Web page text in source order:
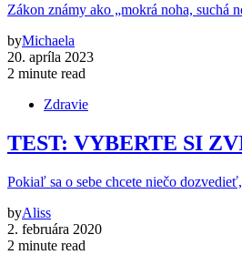
Zákon známy ako „mokrá noha, suchá
byMichaela
20. apríla 2023
2 minute read
Zdravie
TEST: VYBERTE SI
Pokiaľ sa o sebe chcete niečo
byAliss
2. februára 2020
2 minute read